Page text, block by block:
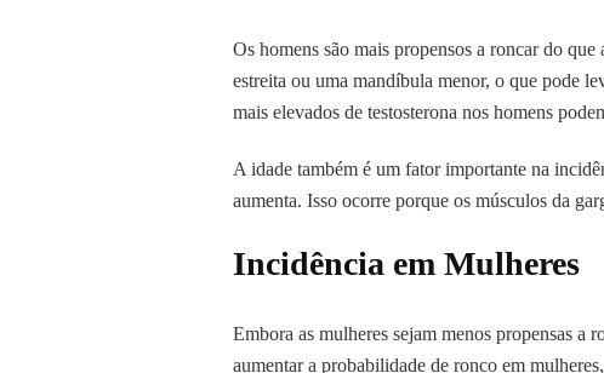
Os homens são mais propensos a roncar do
estreita ou uma mandíbula menor, o que pode
mais elevados de testosterona nos homens
A idade também é um fator importante na
aumenta. Isso ocorre porque os músculos da
Incidência em Mulheres
Embora as mulheres sejam menos propensas a
aumentar a probabilidade de ronco em